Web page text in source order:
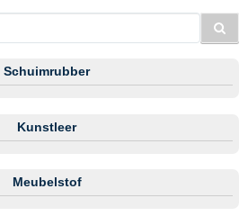
Schuimrubber
Kunstleer
Meubelstof